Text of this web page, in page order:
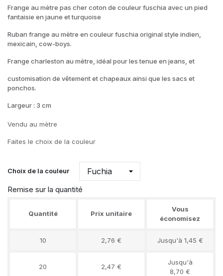
Frange au mètre pas cher coton de couleur fuschia avec un pied
fantaisie en jaune et turquoise
Ruban frange au mètre en couleur fuschia original style indien,
mexicain, cow-boys.
Frange charleston au mètre, idéal pour les tenue en jeans, et
customisation de vêtement et chapeaux ainsi que les sacs et
ponchos.
Largeur : 3 cm
Vendu au mètre
Faites le choix de la couleur
Choix de la couleur
Remise sur la quantité
Quantité Prix unitaire
Vous
économisez
10 2,76 € Jusqu'à 1,45 €
20 2,47 €
Jusqu'à
8,70 €